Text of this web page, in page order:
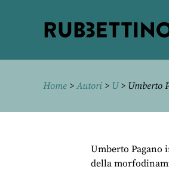
Home >Autori > U> Umberto
Umberto Pagano
della